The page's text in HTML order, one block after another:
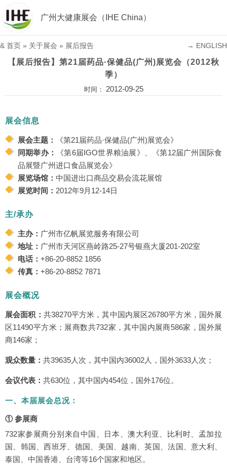
广州大健康展会（IHE China）
& 首页 » 关于展会 » 展后报告 → ENGLISH
【展后报告】第21届药品·保健品(广州)展览会（2012秋
季）
时间： 2012-09-25
展会信息
展会主题：
《第21届药品·保健品(广州)展览会》
同期举办：
《第6届IGO世界粮油展》、《第12届广州国际食
品展暨广州进口食品展览会》
展览场馆： 中国进出口商品交易会流花展馆
展览时间： 2012年9月12-14日
主/承办
主办： 广州市亿帆展览服务有限公司
地址： 广州市天河区燕岭路25-27号银燕大厦201-202室
电话： +86-20-8852 1856
传真： +86-20-8852 7871
展会概况
展会面积： 共38270平方米，其中国内展区26780平方米，国外展
区11490平方米；展商数共732家，其中国内展商586家，国外展
商146家；
观众数量： 共39635人次，其中国内36002人，国外3633人次；
会议代表： 共630位，其中国内454位，国外176位。
一、本届展会总况：
① 参展商
732家参展商分别来自中国、日本、澳大利亚、比利时、孟加拉
国、韩国、西班牙、德国、美国、越南、英国、法国、意大利、
泰国、中国香港、台湾等16个国家和地区。